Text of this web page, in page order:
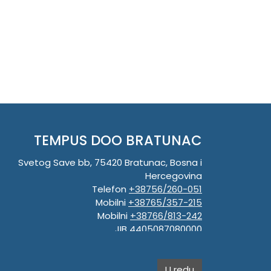
TEMPUS DOO BRATUNAC
Svetog Save bb, 75420 Bratunac, Bosna i
Hercegovina
Telefon +38756/260-051
Mobilni +38765/357-215
Mobilni +38766/813-242
JIB 4405087080000